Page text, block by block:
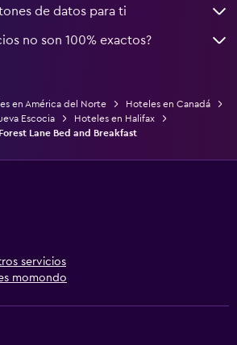
de datos para ti
no son 100% exactos?
en América del Norte
Hoteles en Canadá
Escocia
Hoteles en Halifax
Lane Bed and Breakfast
servicios
momondo